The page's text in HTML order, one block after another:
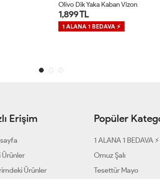
Olivo Dik Yaka Kaban Vizon
1,899 TL
1 ALANA 1 BEDAVA ⚡
Erişim
Ürünler
Ürünler
Popüler
1 ALANA 1 BEDAVA ⚡
Omuz Şalı
Tesettür Mayo